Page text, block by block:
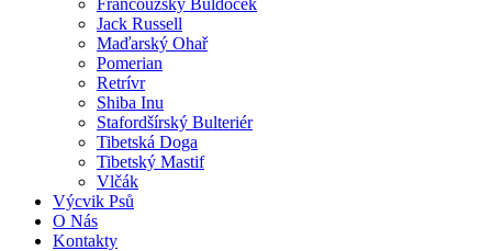
Francouzský Buldoček
Jack Russell
Maďarský Ohař
Pomerian
Retrívr
Shiba Inu
Stafordšírský Bulteriér
Tibetská Doga
Tibetský Mastif
Vlčák
Výcvik Psů
O Nás
Kontakty